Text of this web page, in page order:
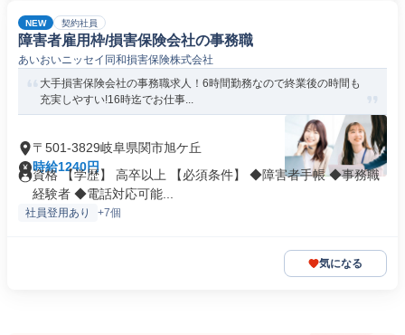
NEW 契約社員
障害者雇用枠/損害保険会社の事務職
あいおいニッセイ同和損害保険株式会社
大手損害保険会社の事務職求人！6時間勤務なので終業後の時間も
充実しやすい!16時迄でお仕事...
〒501-3829岐阜県関市旭ケ丘
時給1240円
資格 【学歴】 高卒以上 【必須条件】 ◆障害者手帳 ◆事務職
経験者 ◆電話対応可能...
社員登用あり +7個
気になる